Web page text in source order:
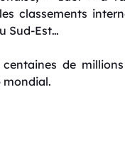
classements
Sud-Est…
de
mondial.